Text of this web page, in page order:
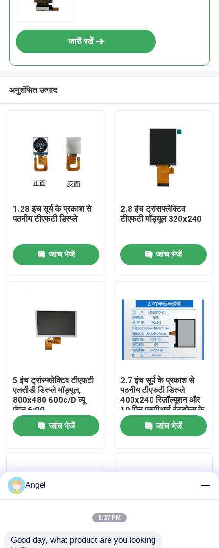
घर
हमारे बारे में
कारखाना भ्रमण
संपर्क करें
एलसीडी टीएफटी डिस्प्ले
जारी रखें
अनुशंसित उत्पाद
1.28 इंच सूर्य के प्रकाश से
पठनीय टीएफटी डिस्प्ले
जांच भेजें
2.8 इंच ट्रांसफ्लेक्टिव
टीएफटी मॉड्यूल 320x240
जांच भेजें
5 इंच ट्रांस्फ्लेक्टिव टीएफटी
एलसीडी डिस्प्ले मॉड्यूल,
800x480 600c/D व्यू
एंगल 6:00
जांच भेजें
2.7 इंच सूर्य के प्रकाश से
पठनीय टीएफटी डिस्प्ले
400x240 रिज़ॉल्यूशन और
10 पिन एसपीआई इंटरफ़ेस के
साथ
जांच भेजें
Angel
8:37 PM
Good day, what product are you looking